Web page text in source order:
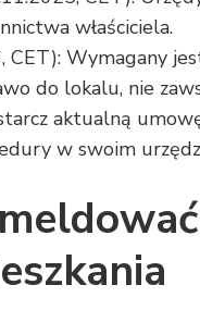
właściciela.
CET): Wymagany
do lokalu, nie
aktualną
w swoim